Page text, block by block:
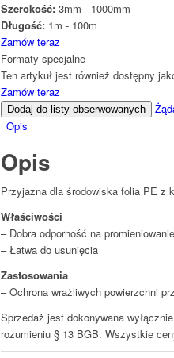
Szerokość: 3mm - 1000mm
Długość: 1m - 100m
Zamów teraz
Formaty specjalne
Ten artykuł jest również dostępny
Zamów teraz
Dodaj do listy obserwowanych
Opis
Opis
Przyjazna dla środowiska folia PE z
Właściwości
– Dobra odporność na
– Łatwa do usunięcia
Zastosowania
– Ochrona wrażliwych powierzchni
Sprzedaż jest dokonywana
rozumieniu § 13 BGB. Wszystkie